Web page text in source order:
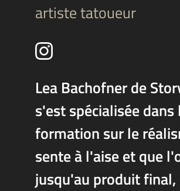
artiste tatoueur
Lea Bachofner de
s'est spécialisée
formation sur le
sente à l'aise et que
jusqu'au produit